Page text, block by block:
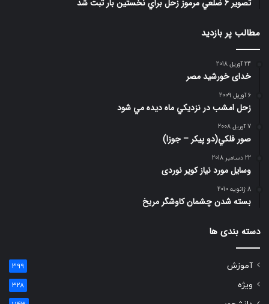
تصوير 6 ضلعي مرموز زحل براي نخستين بار ثبت شد
مطالب پر بازدید
24 آوریل 2018
خدای خورشید مصر
6 آوریل 2009
زحل امشب در نزديكي ماه ديده مي شود
7 آوریل 2008
صور فلكي(دو پیکر – جوزا)
22 دسامبر 2018
وسایل مورد نیاز کویر نوردی
8 ژانویه 2010
بسته شدن چشمان کاوشگر مريخ
دسته بندی ها
آموزش 399
ویژه 328